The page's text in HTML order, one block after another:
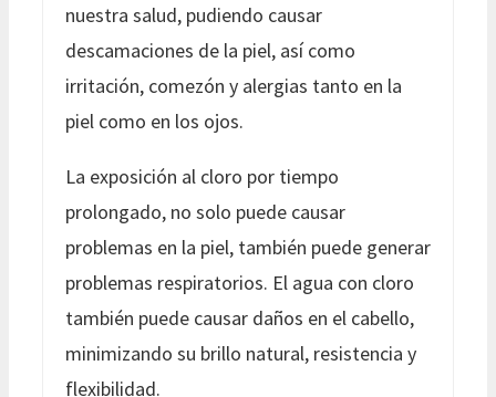
nuestra salud, pudiendo causar
descamaciones de la piel, así como
irritación, comezón y alergias tanto en la
piel como en los ojos.
La exposición al cloro por tiempo
prolongado, no solo puede causar
problemas en la piel, también puede generar
problemas respiratorios. El agua con cloro
también puede causar daños en el cabello,
minimizando su brillo natural, resistencia y
flexibilidad.